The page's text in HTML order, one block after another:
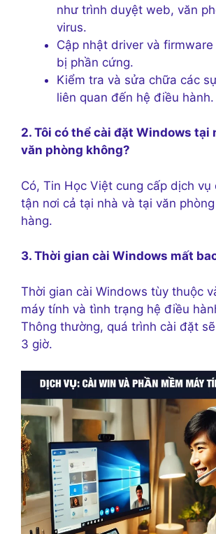
như trình duyệt web, văn
virus.
Cập nhật driver và
bị phần cứng.
Kiểm tra và sửa chữa các
liên quan đến hệ điều hành.
2. Tôi có thể cài đặt Windows tại
văn phòng không?
Có, Tin Học Việt cung cấp dịch vụ
tận nơi cả tại nhà và tại văn
hàng.
3. Thời gian cài Windows mất
Thời gian cài Windows tùy thuộc
máy tính và tình trạng hệ điều
Thông thường, quá trình cài đặt
3 giờ.